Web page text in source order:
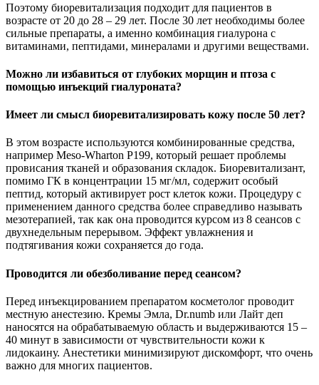
Поэтому биоревитализация подходит для пациентов в
возрасте от 20 до 28 – 29 лет. После 30 лет необходимы более
сильные препараты, а именно комбинация гиалурона с
витаминами, пептидами, минералами и другими веществами.
Можно ли избавиться от глубоких морщин и птоза с
помощью инъекций гиалуроната?
Имеет ли смысл биоревитализировать кожу после 50 лет?
В этом возрасте используются комбинированные средства,
например Meso-Wharton P199, который решает проблемы
провисания тканей и образования складок. Биоревитализант,
помимо ГК в концентрации 15 мг/мл, содержит особый
пептид, который активирует рост клеток кожи. Процедуру с
применением данного средства более справедливо называть
мезотерапией, так как она проводится курсом из 8 сеансов с
двухнедельным перерывом. Эффект увлажнения и
подтягивания кожи сохраняется до года.
Проводится ли обезболивание перед сеансом?
Перед инъекцированием препаратом косметолог проводит
местную анестезию. Кремы Эмла, Dr.numb или Лайт деп
наносятся на обрабатываемую область и выдерживаются 15 –
40 минут в зависимости от чувствительности кожи к
лидокаину. Анестетики минимизируют дискомфорт, что очень
важно для многих пациентов.